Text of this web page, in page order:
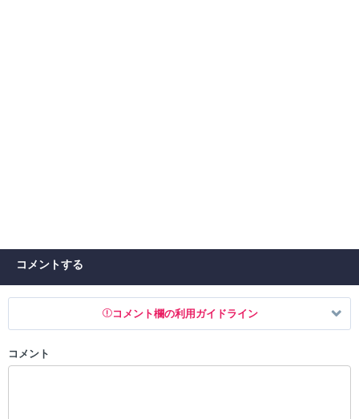
コメントする
コメント欄の利用ガイドライン
以下の書き込みを禁止とし、場合によってはコメント削除や書き込み制
コメント